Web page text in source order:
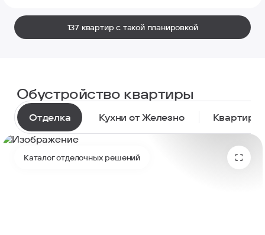
137 квартир с такой планировкой
Обустройство квартиры
Отделка Кухни от Железно Квартиры
Каталог отделочных решений